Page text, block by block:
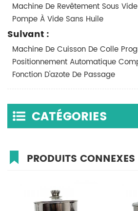
Machine De Revêtement Sous
Pompe À Vide Sans Huile
Suivant :
Machine De Cuisson De Colle
Positionnement Automatique
Fonction D'azote De Passage
CATÉGORIES
PRODUITS CONNEXES